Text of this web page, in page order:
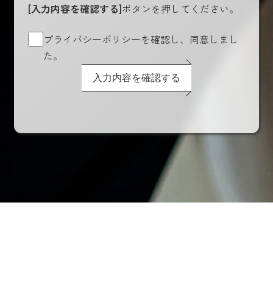
[入力内容を確認する]ボタンを押してください。
プライバシーポリシーを確認し、同意しまし
た。